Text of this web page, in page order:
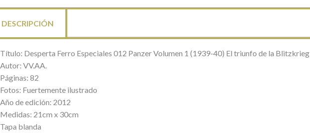
DESCRIPCIÓN
Título: Desperta Ferro Especiales 012 Panzer Volumen 1 (1939-40) El triunfo de la Blitzkrieg
Autor: VV.AA.
Páginas: 82
Fotos: Fuertemente ilustrado
Año de edición: 2012
Medidas: 21cm x 30cm
Tapa blanda